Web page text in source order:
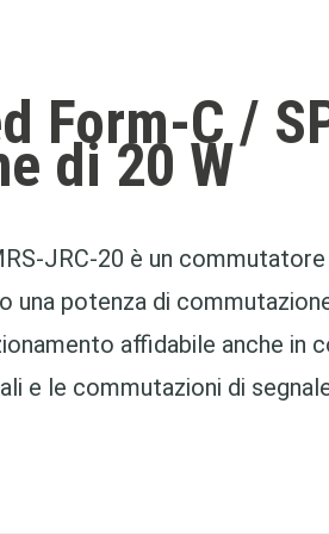
Form-C /
di 20 W
JRC-20 è un
una potenza di
affidabile anche in
e le commutazioni di